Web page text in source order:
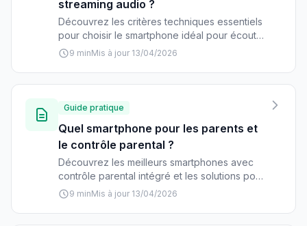
streaming audio ?
Découvrez les critères techniques essentiels
pour choisir le smartphone idéal pour écouter
de la musique et profiter du streaming audio.
9 minMis à jour 13/04/2026
Guide pratique
Quel smartphone pour les parents et
le contrôle parental ?
Découvrez les meilleurs smartphones avec
contrôle parental intégré et les solutions pour
protéger vos enfants en ligne. Comparatif des
9 minMis à jour 13/04/2026